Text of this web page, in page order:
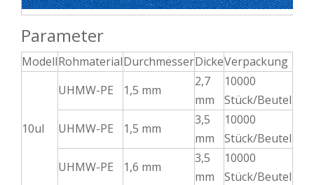
Parameter
ModellRohmaterialDurchmesserDickeVerpackung
10ul
UHMW-PE 1,5 mm
2,7
mm
10000
Stück/Beutel
UHMW-PE
1,5 mm
3,5
mm
10000
Stück/Beutel
UHMW-PE
1,6 mm
3,5
mm
10000
Stück/Beutel